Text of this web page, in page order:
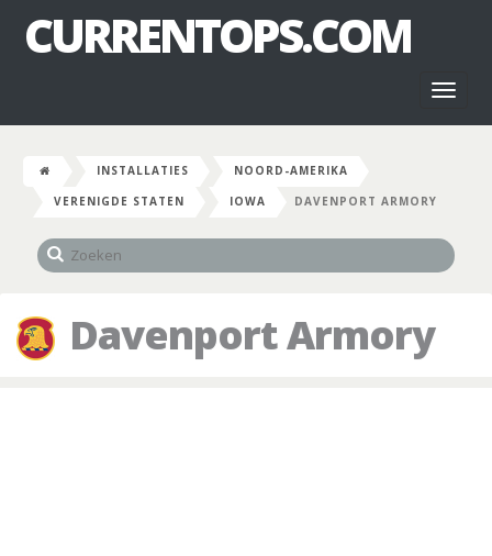
CURRENTOPS.COM
INSTALLATIES
NOORD-AMERIKA
VERENIGDE STATEN
IOWA DAVENPORT ARMORY
Davenport Armory